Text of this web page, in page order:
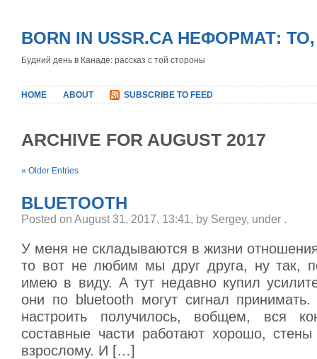
BORN IN USSR.CA НЕФОРМАТ:
Будний день в Канаде: рассказ с той стороны
HOME ABOUT SUBSCRIBE TO FEED
ARCHIVE FOR AUGUST 2017
« Older Entries
BLUETOOTH
Posted on August 31, 2017, 13:41, by Sergey, under .
У меня не складываются в жизни
то вот не любим мы друг друга, ну так,
имею в виду. А тут недавно купил
они по bluetooth могут сигнал
настроить получилось, вобщем, вся
составные части работают хорошо,
взрослому. И […]